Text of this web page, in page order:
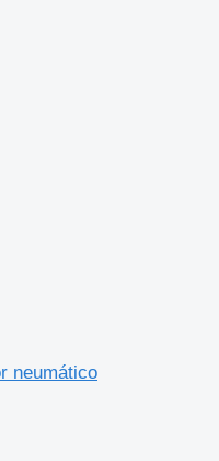
neumático